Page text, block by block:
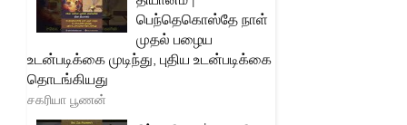
பெந்தெகொஸ்தே நாள்
முதல் பழைய
உடன்படிக்கை முடிந்து, புதிய உடன்படிக்கை
தொடங்கியது
சகரியா பூணன்